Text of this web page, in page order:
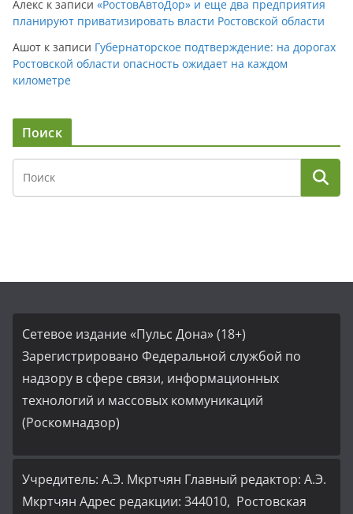
Алекс к записи «РостовАвтоДор» и еще два предприятия
планируют приватизировать власти Ростовской области
Ашот к записи Губернаторское подтверждение: на дорогах
Ростовской области опасность ожидает на каждом
километре
Поиск
Сетевое издание «Пульс Дона» (18+)
Зарегистрировано Федеральной службой по
надзору в сфере связи, информационных
технологий и массовых коммуникаций
(Роскомнадзор)
Учредитель: А.Э. Мкртчян Главный редактор: А.Э.
Мкртчян Адрес редакции: 344010, Ростовская